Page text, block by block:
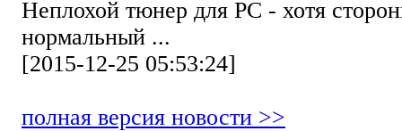
Неплохой тюнер для РС - хотя
нормальный ...
[2015-12-25 05:53:24]
полная версия новости >>